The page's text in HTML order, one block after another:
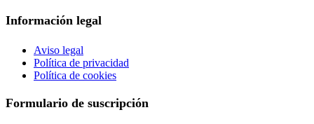
Información legal
Aviso legal
Política de privacidad
Política de cookies
Formulario de suscripción